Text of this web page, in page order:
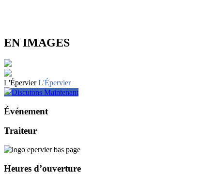
EN IMAGES
L'Épervier L'Épervier
Discutons Maintenant
Événement
Traiteur
Heures d’ouverture